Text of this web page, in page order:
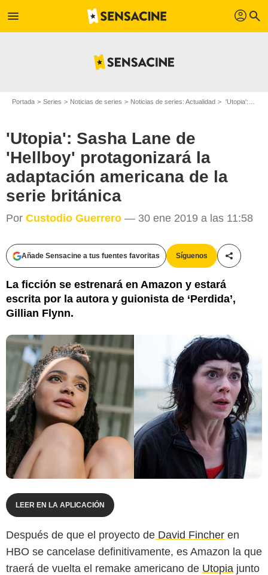
menu profil search
Portada Series Noticias de series Noticias de series: Actualidad 'Utopia': Sasha Lane de 'Hellboy' protagonizará la adaptación americana de la serie británica
'Utopia': Sasha Lane de
'Hellboy' protagonizará la
adaptación americana de la
serie británica
Por Custodio Guerrero — 30 ene 2019 a las 11:58
Añade Sensacine a tus fuentes favoritas Síguenos
La ficción se estrenará en Amazon y estará
escrita por la autora y guionista de ‘Perdida’,
Gillian Flynn.
LEER EN LA APLICACIÓN
Después de que el proyecto de David Fincher en
HBO se cancelase definitivamente, es Amazon la que
traerá de vuelta el remake americano de Utopia junto